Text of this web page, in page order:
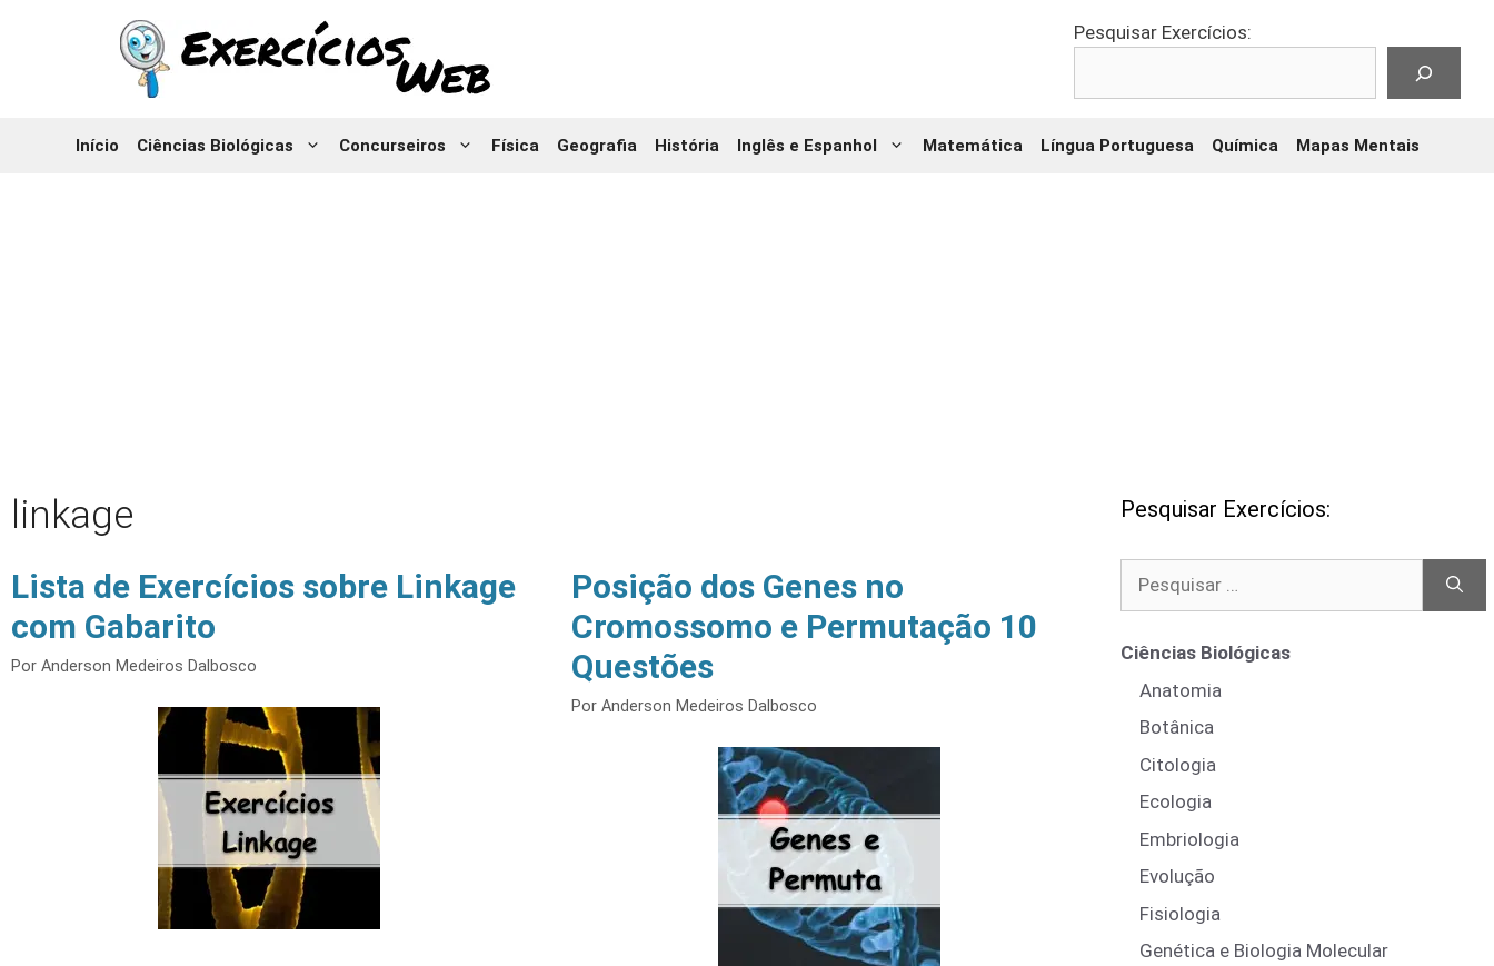
Pesquisar Exercícios:
Início Ciências Biológicas Concurseiros Física Geografia História Inglês e Espanhol Matemática Língua Portuguesa Química Mapas Mentais
linkage
Lista de Exercícios sobre Linkage
com Gabarito
Por Anderson Medeiros Dalbosco
Posição dos Genes no
Cromossomo e Permutação 10
Questões
Por Anderson Medeiros Dalbosco
Pesquisar Exercícios:
Ciências Biológicas
Anatomia
Botânica
Citologia
Ecologia
Embriologia
Evolução
Fisiologia
Genética e Biologia Molecular